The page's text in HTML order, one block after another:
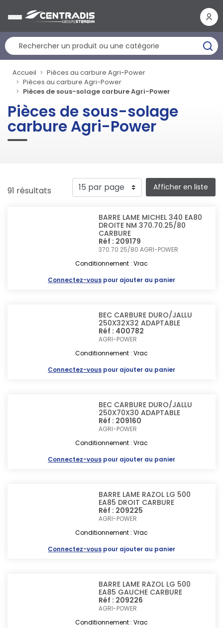
Accueil
Pièces au carbure Agri-Power
Pièces au carbure Agri-Power
Pièces de sous-solage carbure Agri-Power
Pièces de sous-solage
carbure Agri-Power
91 résultats Afficher en liste
BARRE LAME MICHEL 340 EA80
DROITE NM 370.70.25/80
CARBURE
Réf : 209179
370.70.25/80AGRI-POWER
Conditionnement : Vrac
Connectez-vous pour ajouter au panier
BEC CARBURE DURO/JALLU
250X32X32 ADAPTABLE
Réf : 400782
AGRI-POWER
Conditionnement : Vrac
Connectez-vous pour ajouter au panier
BEC CARBURE DURO/JALLU
250X70X30 ADAPTABLE
Réf : 209160
AGRI-POWER
Conditionnement : Vrac
Connectez-vous pour ajouter au panier
BARRE LAME RAZOL LG 500
EA85 DROIT CARBURE
Réf : 209225
AGRI-POWER
Conditionnement : Vrac
Connectez-vous pour ajouter au panier
BARRE LAME RAZOL LG 500
EA85 GAUCHE CARBURE
Réf : 209226
AGRI-POWER
Conditionnement : Vrac